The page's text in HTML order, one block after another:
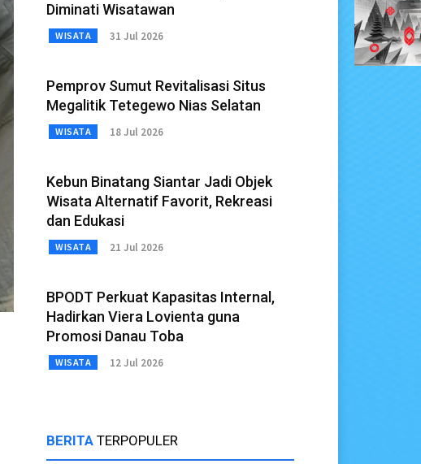
Diminati Wisatawan
WISATA 31 Jul 2026
Pemprov Sumut Revitalisasi Situs
Megalitik Tetegewo Nias Selatan
WISATA 18 Jul 2026
Kebun Binatang Siantar Jadi Objek
Wisata Alternatif Favorit, Rekreasi
dan Edukasi
WISATA 21 Jul 2026
BPODT Perkuat Kapasitas Internal,
Hadirkan Viera Lovienta guna
Promosi Danau Toba
WISATA 12 Jul 2026
BERITA TERPOPULER